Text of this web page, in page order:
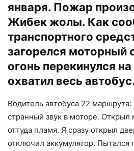
января. Пожар
Жибек жолы. Как
транспортного
загорелся моторный
огонь перекинулся
охватил весь автобус.
Водитель автобуса 22
странный звук в моторе. Открыл
оттуда пламя. Я сразу открыл
отключил аккумулятор. Пытался